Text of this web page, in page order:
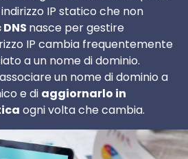
IP statico che non
nasce per gestire
IP cambia frequentemente
a un nome di dominio.
un nome di dominio a
e di aggiornarlo in
ogni volta che cambia.